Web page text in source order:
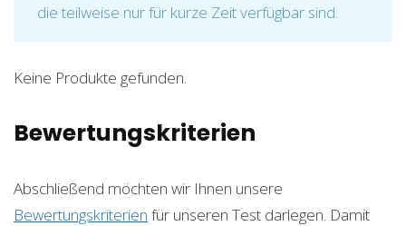
die teilweise nur für kurze Zeit verfügbar sind.
Keine Produkte gefunden.
Bewertungskriterien
Abschließend möchten wir Ihnen unsere
Bewertungskriterien für unseren Test darlegen. Damit